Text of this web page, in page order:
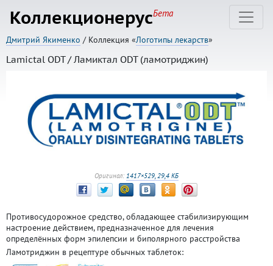
КоллекционерусБета
Дмитрий Якименко / Коллекция «Логотипы лекарств»
Lamictal ODT / Ламиктал ODT (ламотриджин)
Оригинал: 1417×529, 29,4 КБ
Противосудорожное средство, обладающее стабилизирующим
настроение действием, предназначенное для лечения
определённых форм эпилепсии и биполярного расстройства
Ламотриджин в рецептуре обычных таблеток: